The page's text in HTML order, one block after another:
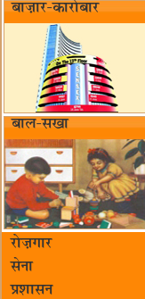
बाज़ार-कारोबार
बाल-सखा
रोज़गार
सेना
प्रशासन